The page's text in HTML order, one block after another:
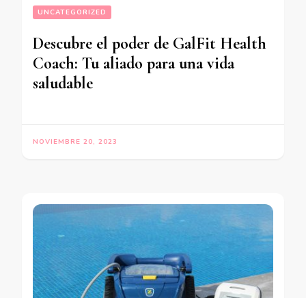
UNCATEGORIZED
Descubre el poder de GalFit Health
Coach: Tu aliado para una vida
saludable
NOVIEMBRE 20, 2023